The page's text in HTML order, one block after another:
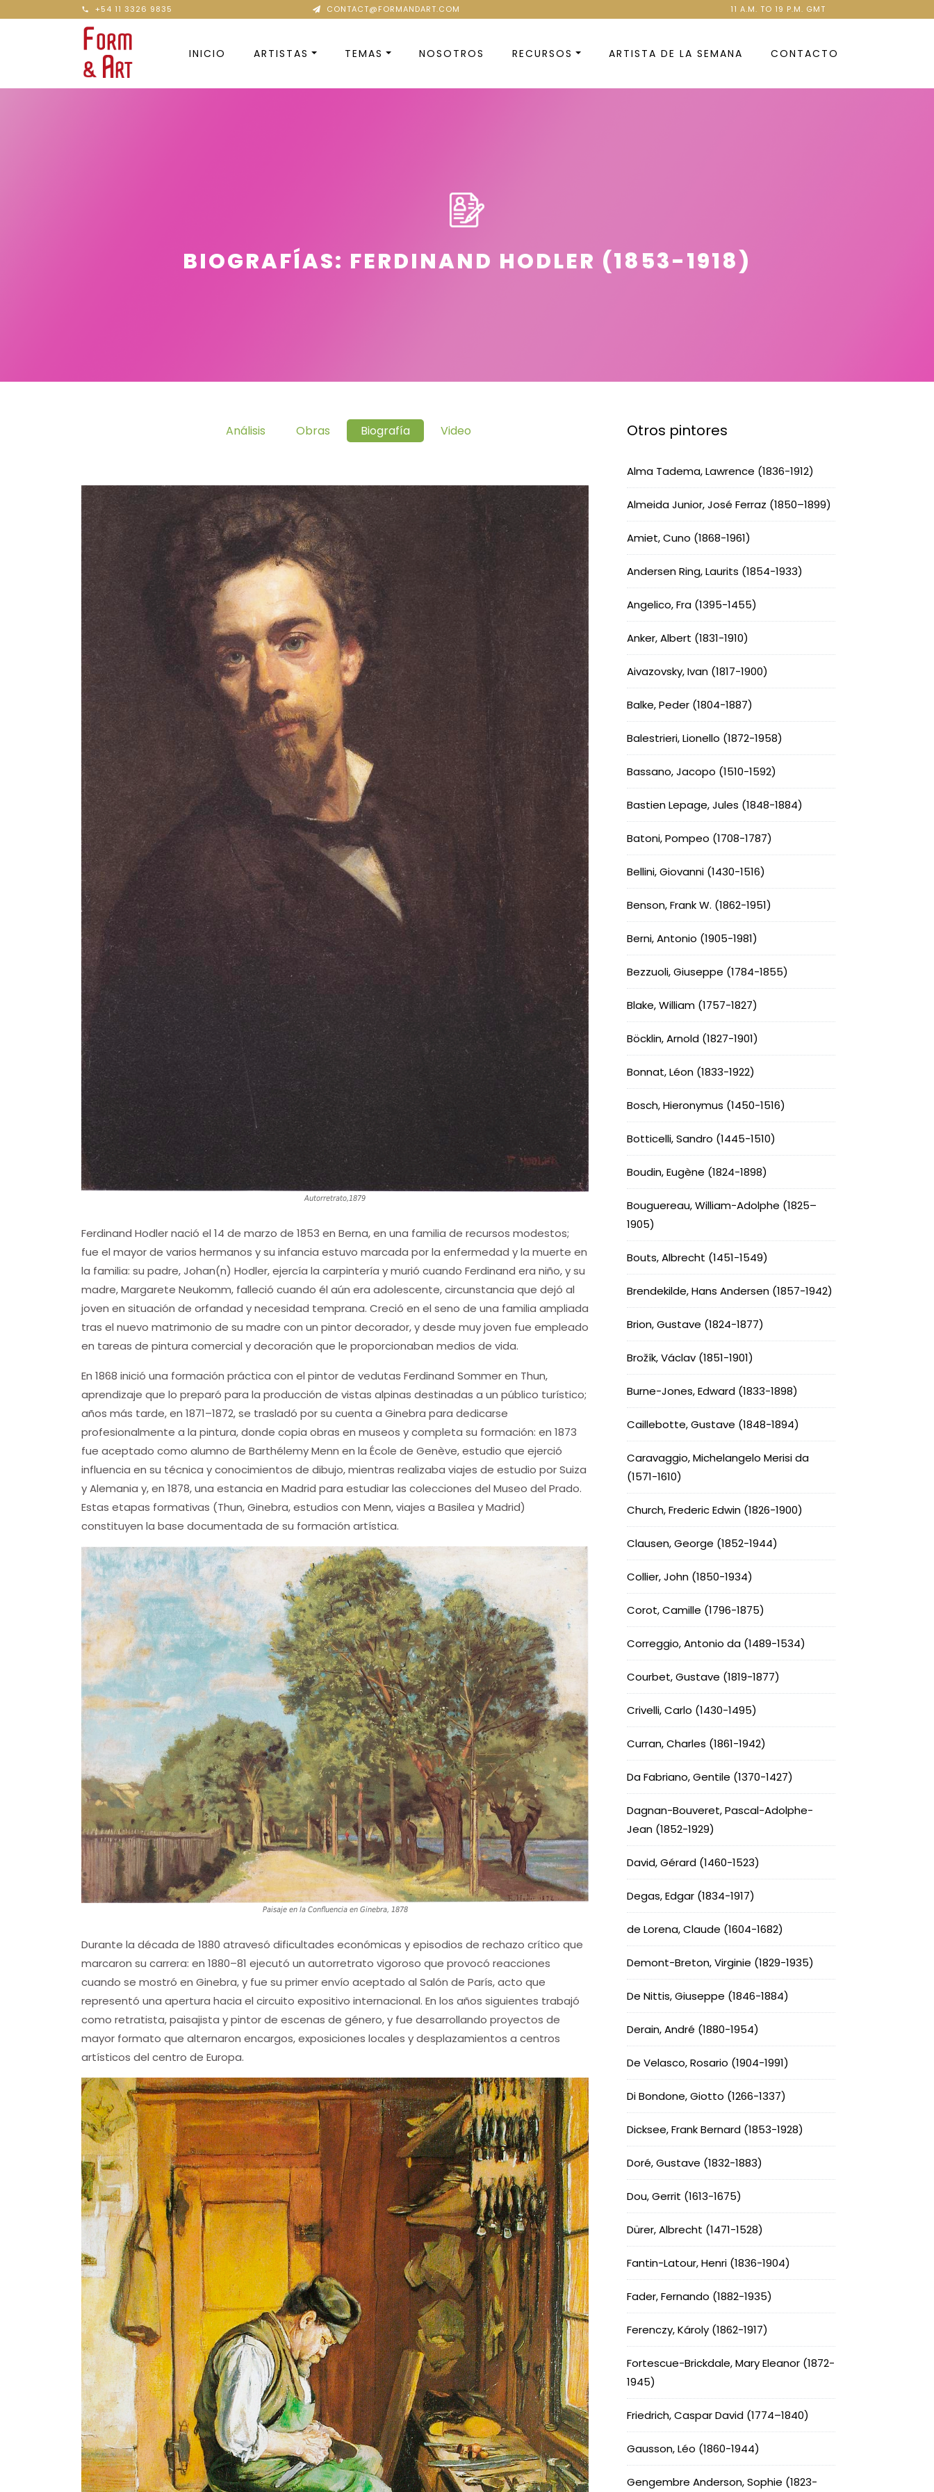
+54 11 3326 9835 CONTACT@FORMANDART.COM 11 A.M. TO 19 P.M. GMT
INICIO ARTISTAS TEMAS NOSOTROS RECURSOS ARTISTA DE LA SEMANA CONTACTO
BIOGRAFÍAS: FERDINAND HODLER (1853-1918)
Análisis Obras Biografía Video
Autorretrato,1879
Ferdinand Hodler nació el 14 de marzo de 1853 en Berna, en una familia de recursos modestos;
fue el mayor de varios hermanos y su infancia estuvo marcada por la enfermedad y la muerte en
la familia: su padre, Johan(n) Hodler, ejercía la carpintería y murió cuando Ferdinand era niño, y su
madre, Margarete Neukomm, falleció cuando él aún era adolescente, circunstancia que dejó al
joven en situación de orfandad y necesidad temprana. Creció en el seno de una familia ampliada
tras el nuevo matrimonio de su madre con un pintor decorador, y desde muy joven fue empleado
en tareas de pintura comercial y decoración que le proporcionaban medios de vida.
En 1868 inició una formación práctica con el pintor de vedutas Ferdinand Sommer en Thun,
aprendizaje que lo preparó para la producción de vistas alpinas destinadas a un público turístico;
años más tarde, en 1871–1872, se trasladó por su cuenta a Ginebra para dedicarse
profesionalmente a la pintura, donde copia obras en museos y completa su formación: en 1873
fue aceptado como alumno de Barthélemy Menn en la École de Genève, estudio que ejerció
influencia en su técnica y conocimientos de dibujo, mientras realizaba viajes de estudio por Suiza
y Alemania y, en 1878, una estancia en Madrid para estudiar las colecciones del Museo del Prado.
Estas etapas formativas (Thun, Ginebra, estudios con Menn, viajes a Basilea y Madrid)
constituyen la base documentada de su formación artística.
Paisaje en la Confluencia en Ginebra, 1878
Durante la década de 1880 atravesó dificultades económicas y episodios de rechazo crítico que
marcaron su carrera: en 1880–81 ejecutó un autorretrato vigoroso que provocó reacciones
cuando se mostró en Ginebra, y fue su primer envío aceptado al Salón de París, acto que
representó una apertura hacia el circuito expositivo internacional. En los años siguientes trabajó
como retratista, paisajista y pintor de escenas de género, y fue desarrollando proyectos de
mayor formato que alternaron encargos, exposiciones locales y desplazamientos a centros
artísticos del centro de Europa.
Otros pintores
Alma Tadema, Lawrence (1836-1912)
Almeida Junior, José Ferraz (1850–1899)
Amiet, Cuno (1868-1961)
Andersen Ring, Laurits (1854-1933)
Angelico, Fra (1395-1455)
Anker, Albert (1831-1910)
Aivazovsky, Ivan (1817-1900)
Balke, Peder (1804-1887)
Balestrieri, Lionello (1872-1958)
Bassano, Jacopo (1510-1592)
Bastien Lepage, Jules (1848-1884)
Batoni, Pompeo (1708-1787)
Bellini, Giovanni (1430-1516)
Benson, Frank W. (1862-1951)
Berni, Antonio (1905-1981)
Bezzuoli, Giuseppe (1784-1855)
Blake, William (1757-1827)
Böcklin, Arnold (1827-1901)
Bonnat, Léon (1833-1922)
Bosch, Hieronymus (1450-1516)
Botticelli, Sandro (1445-1510)
Boudin, Eugène (1824-1898)
Bouguereau, William-Adolphe (1825–
1905)
Bouts, Albrecht (1451-1549)
Brendekilde, Hans Andersen (1857-1942)
Brion, Gustave (1824-1877)
Brožík, Václav (1851-1901)
Burne-Jones, Edward (1833-1898)
Caillebotte, Gustave (1848-1894)
Caravaggio, Michelangelo Merisi da
(1571-1610)
Church, Frederic Edwin (1826-1900)
Clausen, George (1852-1944)
Collier, John (1850-1934)
Corot, Camille (1796-1875)
Correggio, Antonio da (1489-1534)
Courbet, Gustave (1819-1877)
Crivelli, Carlo (1430-1495)
Curran, Charles (1861-1942)
Da Fabriano, Gentile (1370-1427)
Dagnan-Bouveret, Pascal-Adolphe-
Jean (1852-1929)
David, Gérard (1460-1523)
Degas, Edgar (1834-1917)
de Lorena, Claude (1604-1682)
Demont-Breton, Virginie (1829-1935)
De Nittis, Giuseppe (1846-1884)
Derain, André (1880-1954)
De Velasco, Rosario (1904-1991)
Di Bondone, Giotto (1266-1337)
Dicksee, Frank Bernard (1853-1928)
Doré, Gustave (1832-1883)
Dou, Gerrit (1613-1675)
Dürer, Albrecht (1471-1528)
Fantin-Latour, Henri (1836-1904)
Fader, Fernando (1882-1935)
Ferenczy, Károly (1862-1917)
Fortescue-Brickdale, Mary Eleanor (1872-
1945)
Friedrich, Caspar David (1774–1840)
Gausson, Léo (1860-1944)
Gengembre Anderson, Sophie (1823-